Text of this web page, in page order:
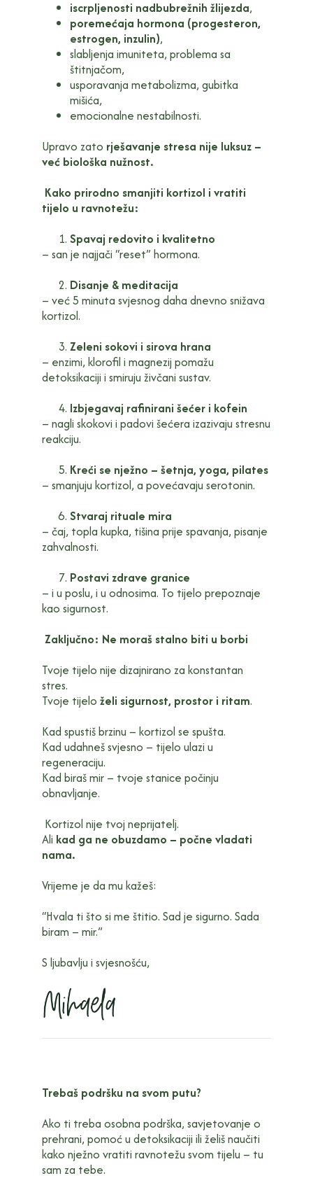
iscrpljenosti nadbubrežnih žlijezda,
poremećaja hormona (progesteron,
estrogen, inzulin),
slabljenja imuniteta, problema sa
štitnjačom,
usporavanja metabolizma, gubitka
mišića,
emocionalne nestabilnosti.
Upravo zato rješavanje stresa nije luksuz –
već biološka nužnost.
Kako prirodno smanjiti kortizol i vratiti
tijelo u ravnotežu:
Spavaj redovito i kvalitetno
– san je najjači “reset” hormona.
Disanje & meditacija
– već 5 minuta svjesnog daha dnevno snižava
kortizol.
Zeleni sokovi i sirova hrana
– enzimi, klorofil i magnezij pomažu
detoksikaciji i smiruju živčani sustav.
Izbjegavaj rafinirani šećer i kofein
– nagli skokovi i padovi šećera izazivaju stresnu
reakciju.
Kreći se nježno – šetnja, yoga, pilates
– smanjuju kortizol, a povećavaju serotonin.
Stvaraj rituale mira
– čaj, topla kupka, tišina prije spavanja, pisanje
zahvalnosti.
Postavi zdrave granice
– i u poslu, i u odnosima. To tijelo prepoznaje
kao sigurnost.
Zaključno: Ne moraš stalno biti u borbi
Tvoje tijelo nije dizajnirano za konstantan
stres.
Tvoje tijelo želi sigurnost, prostor i ritam.
Kad spustiš brzinu – kortizol se spušta.
Kad udahneš svjesno – tijelo ulazi u
regeneraciju.
Kad biraš mir – tvoje stanice počinju
obnavljanje.
Kortizol nije tvoj neprijatelj.
Ali kad ga ne obuzdamo – počne vladati
nama.
Vrijeme je da mu kažeš:
“Hvala ti što si me štitio. Sad je sigurno. Sada
biram – mir.”
S ljubavlju i svjesnošću,
Trebaš podršku na svom putu?
Ako ti treba osobna podrška, savjetovanje o
prehrani, pomoć u detoksikaciji ili želiš naučiti
kako nježno vratiti ravnotežu svom tijelu – tu
sam za tebe.